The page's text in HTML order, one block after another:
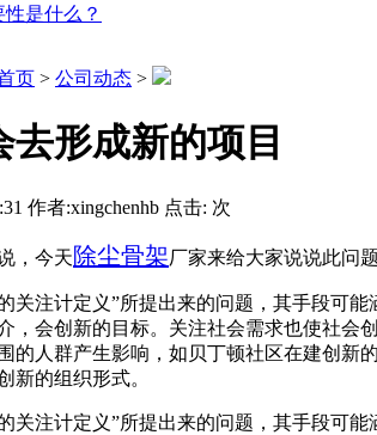
是什么？
页 > 公司动态 >
去形成新的项目
作者:xingchenhb 点击: 次
，今天除尘骨架厂家来给大家说说此问
计定义”所提出来的问题，其手段可能涵
，会创新的目标。关注社会需求也使社会
的人群产生影响，如贝丁顿社区在建创
新的组织形式。
计定义”所提出来的问题，其手段可能涵